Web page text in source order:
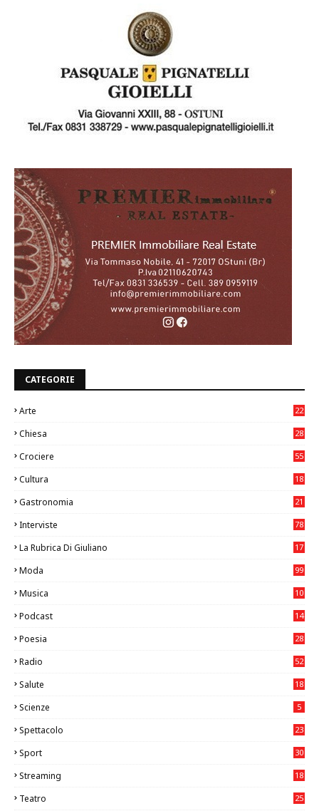
CATEGORIE
Arte
22
Chiesa
28
Crociere 55
Cultura
18
Gastronomia
21
Interviste 78
La Rubrica Di Giuliano
17
Moda 99
Musica
10
Podcast 14
Poesia 28
Radio 52
Salute
18
Scienze 5
Spettacolo 23
Sport
30
Streaming 18
Teatro
25